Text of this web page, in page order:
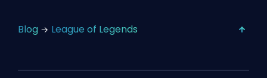
Blog League of Legends